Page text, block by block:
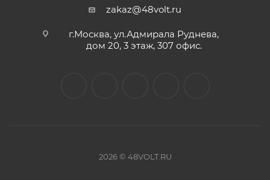
zakaz@48volt.ru
г.Москва, ул.Адмирала Руднева,
дом 20, 3 этаж, 307 офис.
2026 © 48VOLT.RU